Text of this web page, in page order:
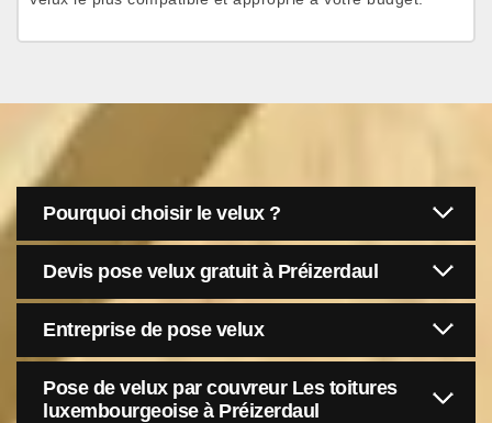
Pourquoi choisir le velux ?
Devis pose velux gratuit à Préizerdaul
Entreprise de pose velux
Pose de velux par couvreur Les toitures
luxembourgeoise à Préizerdaul